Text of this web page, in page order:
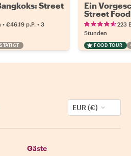
Street
• €46.19 p.P. • 3
Ein
Street
223
Stunden
FOOD TOUR
EUR (€)
Gäste